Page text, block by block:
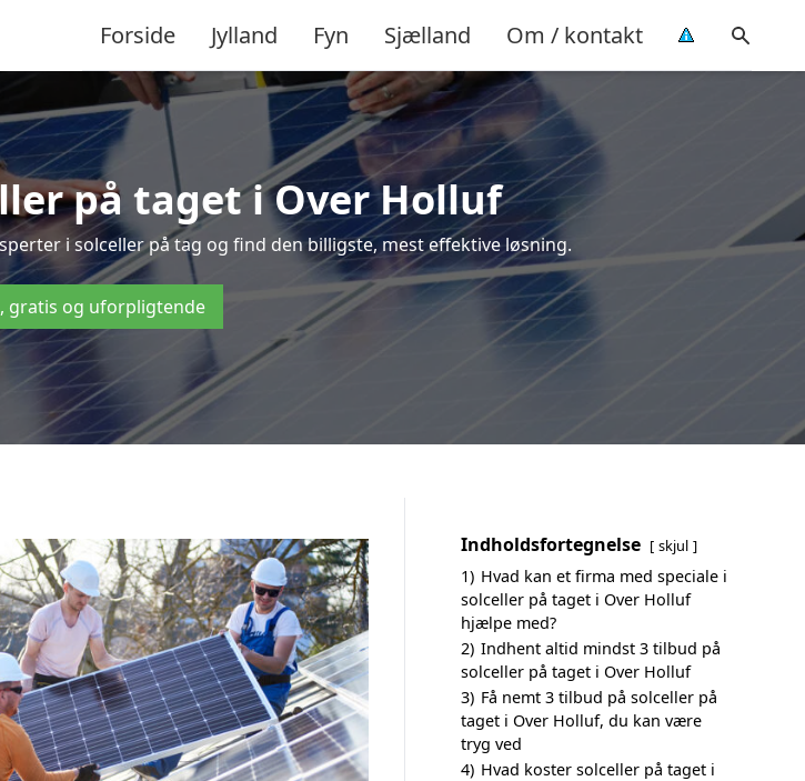
Forside Jylland Fyn Sjælland Om / kontakt
på taget i Over Holluf
i solceller på tag og find den billigste, mest effektive løsning.
gratis og uforpligtende
Indholdsfortegnelse skjul
1) Hvad kan et firma med speciale i
solceller på taget i Over Holluf
hjælpe med?
2) Indhent altid mindst 3 tilbud på
solceller på taget i Over Holluf
3) Få nemt 3 tilbud på solceller på
taget i Over Holluf, du kan være
tryg ved
4) Hvad koster solceller på taget i